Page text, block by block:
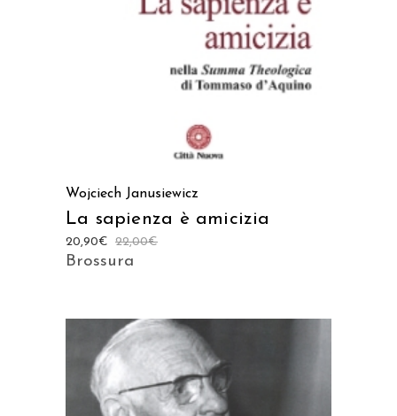
Wojciech Janusiewicz
La sapienza è amicizia
22,00€
20,90€
Brossura